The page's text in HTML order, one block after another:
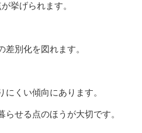
挙げられます。
別化を図れます。
くい傾向にあります。
せる点のほうが大切です。